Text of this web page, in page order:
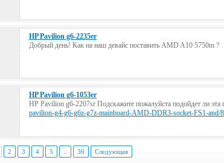
HP Pavilion g6-2235er
Добрый день! Как на наш девайс поставить AMD A10 5750m ?
HP Pavilion g6-1053er
HP Pavilion g6-2207sr Подскажите пожалуйста подойдет ли эта
pavilion-g4-g6-g6z-g7z-mainboard-AMD-DDR3-socket-FS1-and/
2 3 4 5 36 Следующая